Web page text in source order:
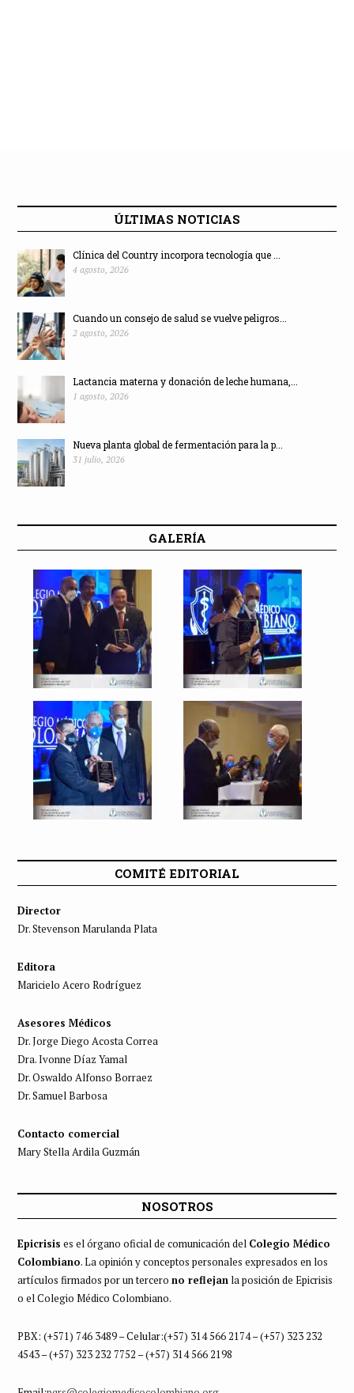
ÚLTIMAS NOTICIAS
Clínica del Country incorpora tecnología que ...
4 agosto, 2026
Cuando un consejo de salud se vuelve peligros...
2 agosto, 2026
Lactancia materna y donación de leche humana,...
1 agosto, 2026
Nueva planta global de fermentación para la p...
31 julio, 2026
GALERÍA
COMITÉ EDITORIAL
Director
Dr. Stevenson Marulanda Plata
Editora
Maricielo Acero Rodríguez
Asesores Médicos
Dr. Jorge Diego Acosta Correa
Dra. Ivonne Díaz Yamal
Dr. Oswaldo Alfonso Borraez
Dr. Samuel Barbosa
Contacto comercial
Mary Stella Ardila Guzmán
NOSOTROS
Epicrisis es el órgano oficial de comunicación del Colegio Médico
Colombiano. La opinión y conceptos personales expresados en los
artículos firmados por un tercero no reflejan la posición de Epicrisis
o el Colegio Médico Colombiano.
PBX: (+571) 746 3489 – Celular:(+57) 314 566 2174 – (+57) 323 232
4543 – (+57) 323 232 7752 – (+57) 314 566 2198